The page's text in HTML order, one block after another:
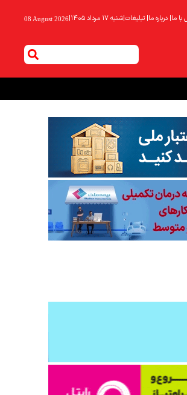
ما| درباره ما| تبلیغات|شنبه ۱۷ مرداد ۱۴۰۵ |
08 August 2026